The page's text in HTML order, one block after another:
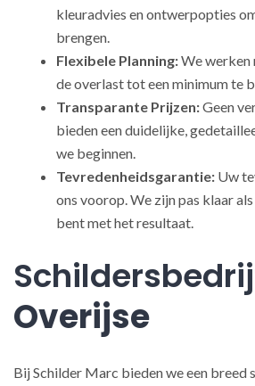
kleuradvies en ontwerpopties
brengen.
Flexibele Planning:We werken
de overlast tot een minimum te
Transparante Prijzen:Geen
bieden een duidelijke,
we beginnen.
Tevredenheidsgarantie: Uw
ons voorop. We zijn pas klaar
bent met het resultaat.
Overijse
Bij Schilder Marc bieden we een breed